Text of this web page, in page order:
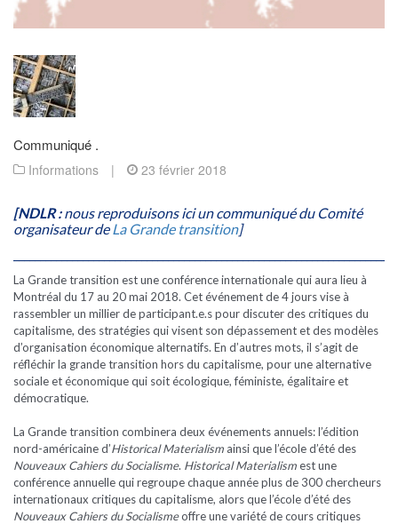
Communiqué .
Informations | 23 février 2018
[NDLR :nous reproduisons ici un communiqué du Comité
organisateur deLa Grande transition]
La Grande transition est une conférence internationale qui aura lieu à
Montréal du 17 au 20 mai 2018. Cet événement de 4 jours vise à
rassembler un millier de participant.e.s pour discuter des critiques du
capitalisme, des stratégies qui visent son dépassement et des modèles
d’organisation économique alternatifs. En d’autres mots, il s’agit de
réfléchir la grande transition hors du capitalisme, pour une alternative
sociale et économique qui soit écologique, féministe, égalitaire et
démocratique.
La Grande transition combinera deux événements annuels: l’édition
nord-américaine d’Historical Materialism ainsi que l’école d’été des
Nouveaux Cahiers du Socialisme. Historical Materialismest une
conférence annuelle qui regroupe chaque année plus de 300 chercheurs
internationaux critiques du capitalisme, alors que l’école d’été des
Nouveaux Cahiers du Socialismeoffre une variété de cours critiques